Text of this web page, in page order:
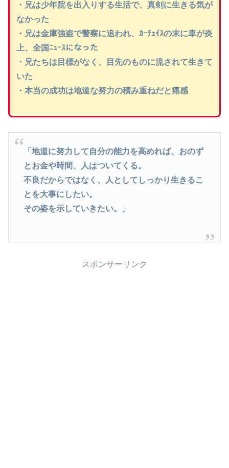
・兄は少年院を出入りする生活で、真剣に生きる気が
なかった
・兄は金庫強盗で警察に追われ、ｶｰﾁｪｲｽの末に車が炎
上、全国ﾆｭｰｽになった
・兄たちは目標がなく、目先のものに流されて生きて
いた
・本当の成功は地道な努力の積み重ねだと痛感
「地道に努力して自分の能力を高めれば、おのず
とお金や時間、人はついてくる。
不良だからではなく、人としてしっかり生きるこ
とを大事にしたい。
その姿を示していきたい。」
スポンサーリンク